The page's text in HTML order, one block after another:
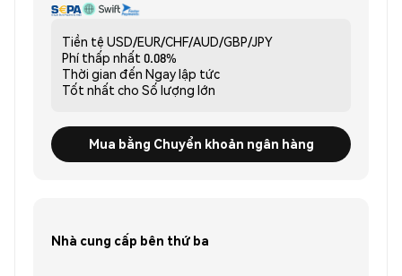
Tiền tệ USD/EUR/CHF/AUD/GBP/JPY
Phí thấp nhất 0.08%
Thời gian đến Ngay lập tức
Tốt nhất cho Số lượng lớn
Mua bằng Chuyển khoản ngân hàng
Nhà cung cấp bên thứ ba